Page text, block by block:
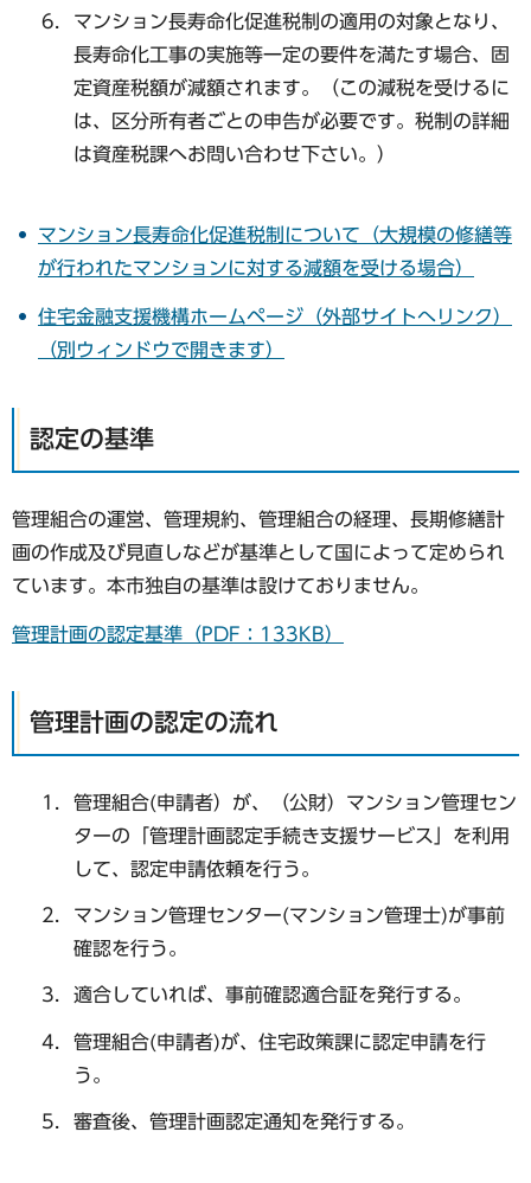
マンション長寿命化促進税制の適用の対象となり、
長寿命化工事の実施等一定の要件を満たす場合、固
定資産税額が減額されます。（この減税を受けるに
は、区分所有者ごとの申告が必要です。税制の詳細
は資産税課へお問い合わせ下さい。）
マンション長寿命化促進税制について（大規模の修繕等
が行われたマンションに対する減額を受ける場合）
住宅金融支援機構ホームページ（外部サイトへリンク）
（別ウィンドウで開きます）
認定の基準
管理組合の運営、管理規約、管理組合の経理、長期修繕計
画の作成及び見直しなどが基準として国によって定められ
ています。本市独自の基準は設けておりません。
管理計画の認定基準（PDF：133KB）
管理計画の認定の流れ
管理組合(申請者）が、（公財）マンション管理セン
ターの「管理計画認定手続き支援サービス」を利用
して、認定申請依頼を行う。
マンション管理センター(マンション管理士)が事前
確認を行う。
適合していれば、事前確認適合証を発行する。
管理組合(申請者)が、住宅政策課に認定申請を行
う。
審査後、管理計画認定通知を発行する。